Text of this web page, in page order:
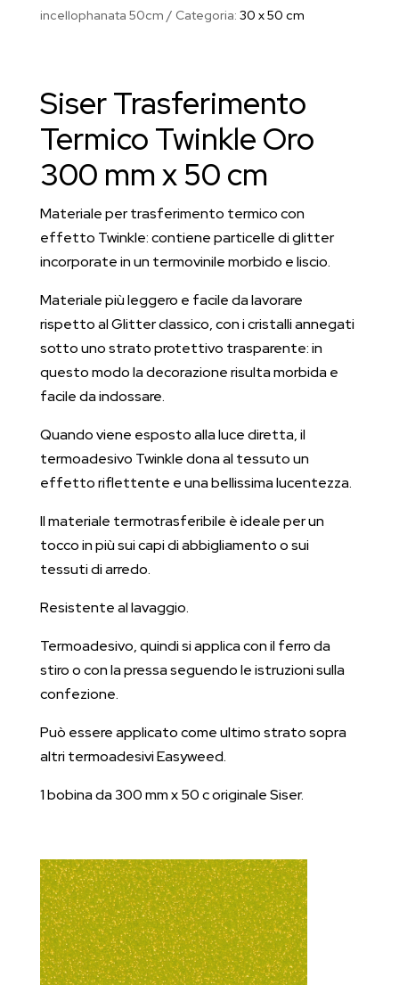
quantità
incellophanata 50cm
Categoria: 30 x 50 cm
Siser Trasferimento
Termico Twinkle Oro
300 mm x 50 cm
Materiale per trasferimento termico con
effetto Twinkle: contiene particelle di glitter
incorporate in un termovinile morbido e liscio.
Materiale più leggero e facile da lavorare
rispetto al Glitter classico, con i cristalli annegati
sotto uno strato protettivo trasparente: in
questo modo la decorazione risulta morbida e
facile da indossare.
Quando viene esposto alla luce diretta, il
termoadesivo Twinkle dona al tessuto un
effetto riflettente e una bellissima lucentezza.
Il materiale termotrasferibile è ideale per un
tocco in più sui capi di abbigliamento o sui
tessuti di arredo.
Resistente al lavaggio.
Termoadesivo, quindi si applica con il ferro da
stiro o con la pressa seguendo le istruzioni sulla
confezione.
Può essere applicato come ultimo strato sopra
altri termoadesivi Easyweed.
1 bobina da 300 mm x 50 c originale Siser.